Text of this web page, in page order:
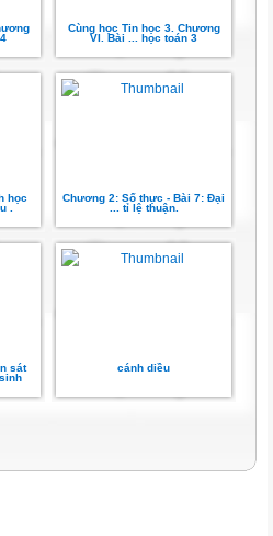
Cùng học Tin học 3. Chương
VI. Bài ... học toán 3
học
.
Chương 2: Số thực - Bài 7: Đại
... tỉ lệ thuận.
sát
cánh diều